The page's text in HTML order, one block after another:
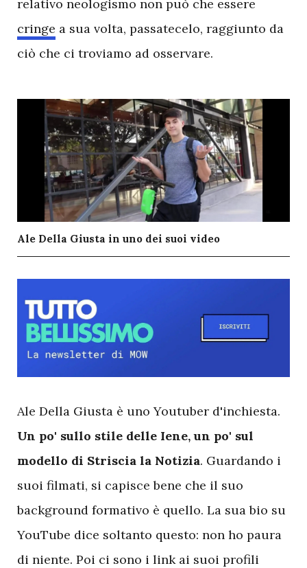
relativo neologismo non può che essere
cringe a sua volta, passatecelo, raggiunto da
ciò che ci troviamo ad osservare.
Ale Della Giusta in uno dei suoi video
Ale Della Giusta è uno Youtuber d'inchiesta.
Un po' sullo stile delle Iene, un po' sul
modello di Striscia la Notizia. Guardando i
suoi filmati, si capisce bene che il suo
background formativo è quello. La sua bio su
YouTube dice soltanto questo: non ho paura
di niente. Poi ci sono i link ai suoi profili